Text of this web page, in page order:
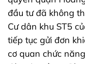
đầu tư đã không
Cư dân khu ST5
tiếp tục gửi đơn
cơ quan chức